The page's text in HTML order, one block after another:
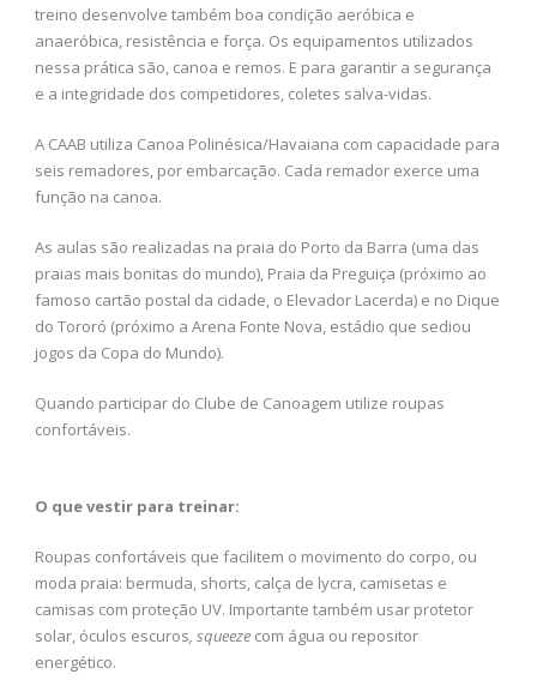
treino desenvolve também boa condição aeróbica e
anaeróbica, resistência e força. Os equipamentos utilizados
nessa prática são, canoa e remos. E para garantir a segurança
e a integridade dos competidores, coletes salva-vidas.
A CAAB utiliza Canoa Polinésica/Havaiana com capacidade para
seis remadores, por embarcação. Cada remador exerce uma
função na canoa.
As aulas são realizadas na praia do Porto da Barra (uma das
praias mais bonitas do mundo), Praia da Preguiça (próximo ao
famoso cartão postal da cidade, o Elevador Lacerda) e no Dique
do Tororó (próximo a Arena Fonte Nova, estádio que sediou
jogos da Copa do Mundo).
Quando participar do Clube de Canoagem utilize roupas
confortáveis.
O que vestir para treinar:
​​Roupas confortáveis que facilitem o movimento do corpo, ou
moda praia: bermuda, shorts, calça de lycra, camisetas e
camisas com proteção UV. Importante também usar protetor
solar, óculos escuros, squeeze com água ou repositor
energético.